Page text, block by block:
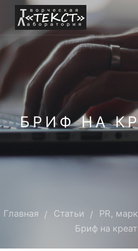
БРИФ НА
Главная Статьи
PR,
Бриф на